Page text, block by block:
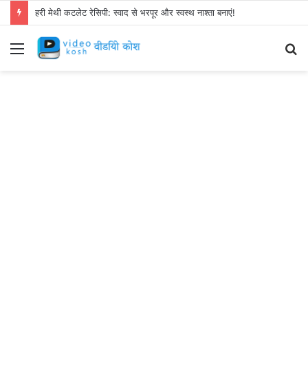
हरी मेथी कटलेट रेसिपी: स्वाद से भरपूर और स्वस्थ नाश्ता बनाएं!
Menu